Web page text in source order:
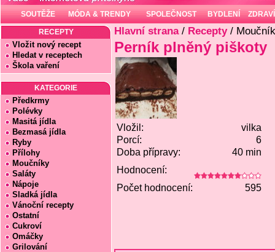
SOUTĚŽE MÓDA & TRENDY SPOLEČNOST BYDLENÍ ZDRAVÍ
RECEPTY
Vložit nový recept
Hledat v receptech
Škola vaření
KATEGORIE
Předkrmy
Polévky
Masitá jídla
Bezmasá jídla
Ryby
Přílohy
Moučníky
Saláty
Nápoje
Sladká jídla
Vánoční recepty
Ostatní
Cukroví
Omáčky
Grilování
Hlavní strana/ Recepty/
Perník plněný piškoty
Vložil:
vilka
Porcí:
6
Doba přípravy:
40 min
Hodnocení:
Počet hodnocení:
595